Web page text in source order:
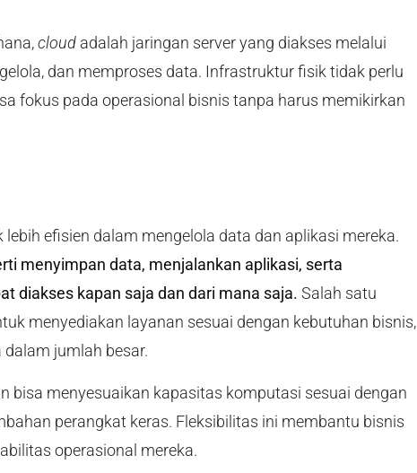
cloud adalah jaringan server yang diakses melalui
dan memproses data. Infrastruktur fisik tidak perlu
fokus pada operasional bisnis tanpa harus memikirkan
efisien dalam mengelola data dan aplikasi mereka.
menyimpan data, menjalankan aplikasi, serta
diakses kapan saja dan dari mana saja. Salah satu
menyediakan layanan sesuai dengan kebutuhan bisnis,
jumlah besar.
bisa menyesuaikan kapasitas komputasi sesuai dengan
perangkat keras. Fleksibilitas ini membantu bisnis
operasional mereka.